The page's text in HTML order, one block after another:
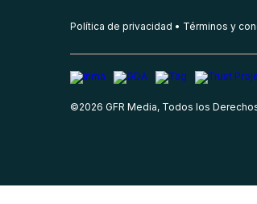
Política de privacidad Términos y
©2026 GFR Media, Todos los